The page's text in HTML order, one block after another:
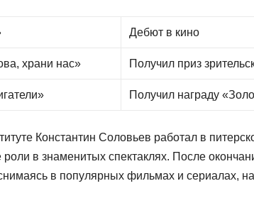
Дебют в кино
храни нас» Получил приз
Получил награду
Константин Соловьев работал в
в знаменитых спектаклях. После
в популярных фильмах и сериалах,